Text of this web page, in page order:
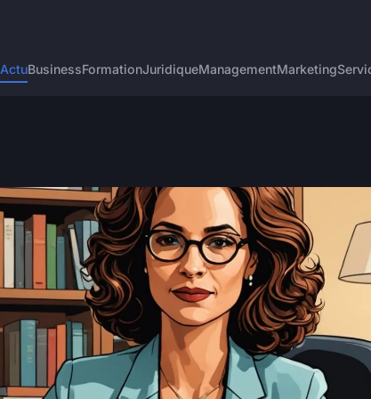
ActuBusinessFormationJuridiqueManagementMarketing